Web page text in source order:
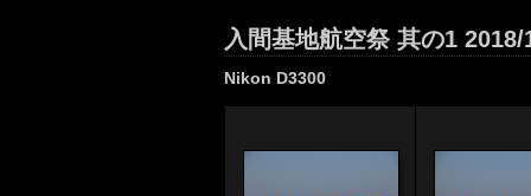
入間基地航空祭 其の1 2018/
Nikon D3300